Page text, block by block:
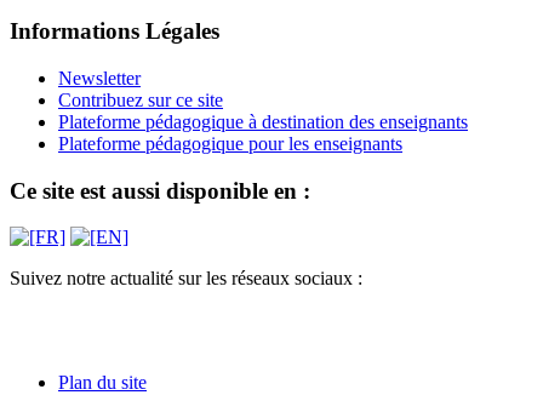
Informations Légales
Newsletter
Contribuez sur ce site
Plateforme pédagogique à destination des enseignants
Plateforme pédagogique pour les enseignants
Ce site est aussi disponible en :
Suivez notre actualité sur les réseaux sociaux :
Plan du site